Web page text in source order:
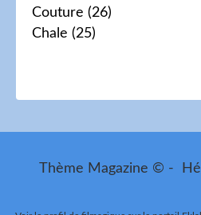
Couture (26)
Chale (25)
Thème Magazine © -